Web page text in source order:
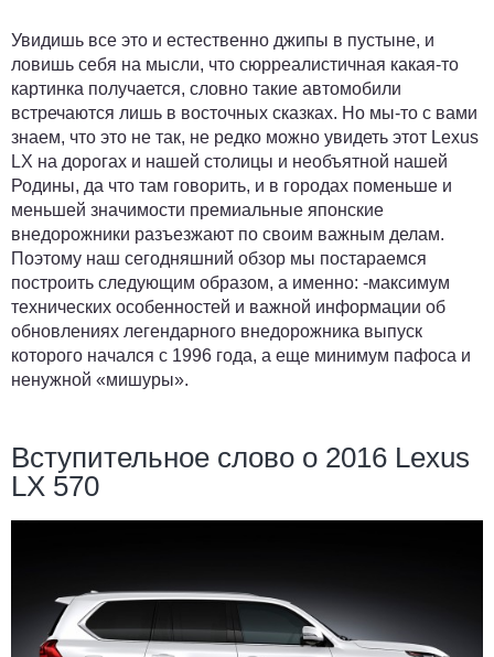
Увидишь все это и естественно джипы в пустыне, и
ловишь себя на мысли, что сюрреалистичная какая-то
картинка получается, словно такие автомобили
встречаются лишь в восточных сказках. Но мы-то с вами
знаем, что это не так, не редко можно увидеть этот Lexus
LX на дорогах и нашей столицы и необъятной нашей
Родины, да что там говорить, и в городах поменьше и
меньшей значимости премиальные японские
внедорожники разъезжают по своим важным делам.
Поэтому наш сегодняшний обзор мы постараемся
построить следующим образом, а именно: -максимум
технических особенностей и важной информации об
обновлениях легендарного внедорожника выпуск
которого начался с 1996 года, а еще минимум пафоса и
ненужной «мишуры».
Вступительное слово о 2016 Lexus
LX 570